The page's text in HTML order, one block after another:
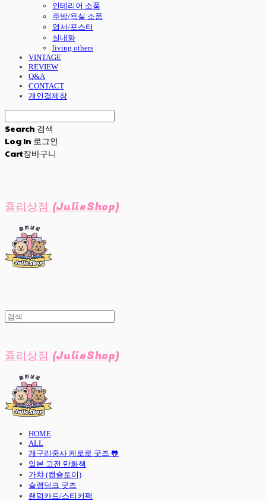
인테리어 소품
주방/욕실 소품
엽서/포스터
실내화
living others
VINTAGE
REVIEW
Q&A
CONTACT
개인결제창
Search 검색
Log In 로그인
Cart장바구니
쥴리상점 (JulieShop)
쥴리상점 (JulieShop)
HOME
ALL
개구리중사 케로로 굿즈 🐸
일본 고전 만화책
가챠 (캡슐토이)
슬램덩크 굿즈
랜덤카드/스티커팩